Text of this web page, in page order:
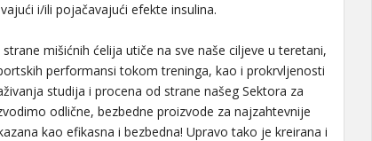
i/ili pojačavajući efekte insulina.
mišićnih ćelija utiče na sve naše ciljeve u teretani,
performansi tokom treninga, kao i prokrvljenosti
studija i procena od strane našeg Sektora za
odlične, bezbedne proizvode za najzahtevnije
kao efikasna i bezbedna! Upravo tako je kreirana i